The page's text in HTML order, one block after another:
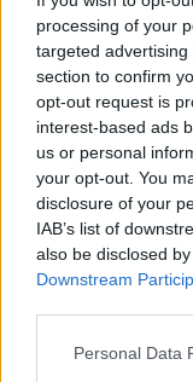
processing of your
targeted
section to confirm
opt-out request is
interest-based ads
us or personal
your opt-out. You
disclosure of your
IAB’s list of
also be disclosed
Downstream
Please note that
Personal Data
A zártkörű
vett részt, a
szerint 20 óra 31
vasárnap 3 óra 31
csúcspontjaként,
híres író emlékére
Thompsont az
nyelvezetében is